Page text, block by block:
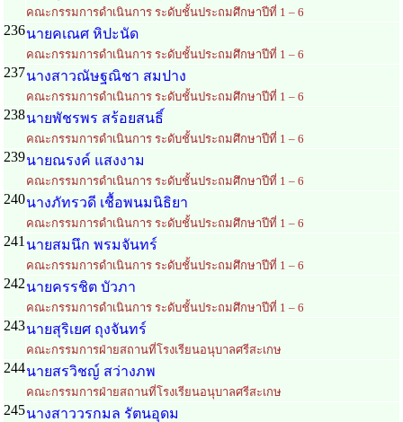
คณะกรรมการดำเนินการ ระดับชั้นประถมศึกษาปีที่ 1 – 6
236นายคเณศ หิปะนัด
คณะกรรมการดำเนินการ ระดับชั้นประถมศึกษาปีที่ 1 – 6
237นางสาวณัษฐณิชา สมปาง
คณะกรรมการดำเนินการ ระดับชั้นประถมศึกษาปีที่ 1 – 6
238นายพัชรพร สร้อยสนธิ์
คณะกรรมการดำเนินการ ระดับชั้นประถมศึกษาปีที่ 1 – 6
239นายณรงค์ แสงงาม
คณะกรรมการดำเนินการ ระดับชั้นประถมศึกษาปีที่ 1 – 6
240นางภัทรวดี เชื้อพนมนิธิยา
คณะกรรมการดำเนินการ ระดับชั้นประถมศึกษาปีที่ 1 – 6
241 นายสมนึก พรมจันทร์
คณะกรรมการดำเนินการ ระดับชั้นประถมศึกษาปีที่ 1 – 6
242นายครรชิต บัวภา
คณะกรรมการดำเนินการ ระดับชั้นประถมศึกษาปีที่ 1 – 6
243นายสุริเยศ ถุงจันทร์
คณะกรรมการฝ่ายสถานที่โรงเรียนอนุบาลศรีสะเกษ
244นายสรวิชญ์ สว่างภพ
คณะกรรมการฝ่ายสถานที่โรงเรียนอนุบาลศรีสะเกษ
245นางสาววรกมล รัตนอุดม